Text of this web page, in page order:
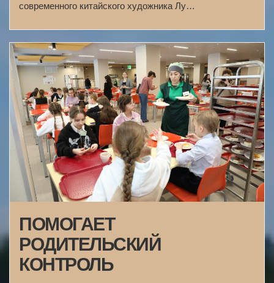
современного китайского художника Лу…
ПОМОГАЕТ
РОДИТЕЛЬСКИЙ
КОНТРОЛЬ